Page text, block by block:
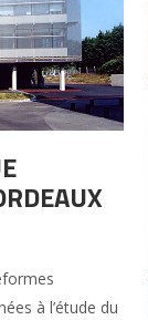
à l’étude du